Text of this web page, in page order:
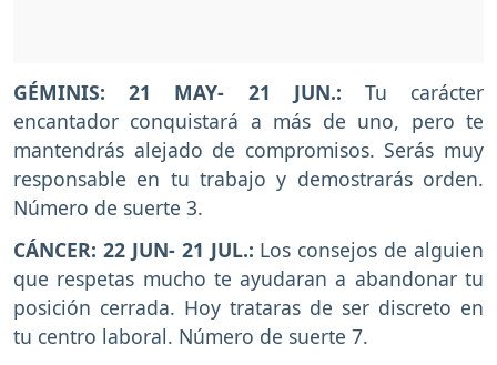
GÉMINIS: 21 MAY- 21 JUN.: Tu carácter
encantador conquistará a más de uno, pero te
mantendrás alejado de compromisos. Serás muy
responsable en tu trabajo y demostrarás orden.
Número de suerte 3.
CÁNCER: 22 JUN- 21 JUL.: Los consejos de alguien
que respetas mucho te ayudaran a abandonar tu
posición cerrada. Hoy trataras de ser discreto en
tu centro laboral. Número de suerte 7.